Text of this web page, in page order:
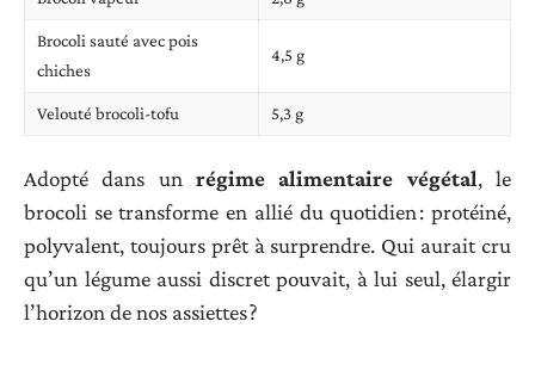
Brocoli sauté avec pois
chiches
4,5 g
Velouté brocoli-tofu 5,3 g
Adopté dans un régime alimentaire végétal, le
brocoli se transforme en allié du quotidien : protéiné,
polyvalent, toujours prêt à surprendre. Qui aurait cru
qu’un légume aussi discret pouvait, à lui seul, élargir
l’horizon de nos assiettes ?